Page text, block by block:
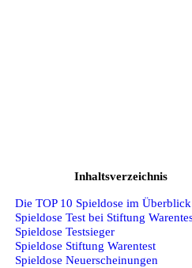
Inhaltsverzeichnis
Die TOP 10 Spieldose im Überblick
Spieldose Test bei Stiftung
Spieldose Testsieger
Spieldose Stiftung Warentest
Spieldose Neuerscheinungen